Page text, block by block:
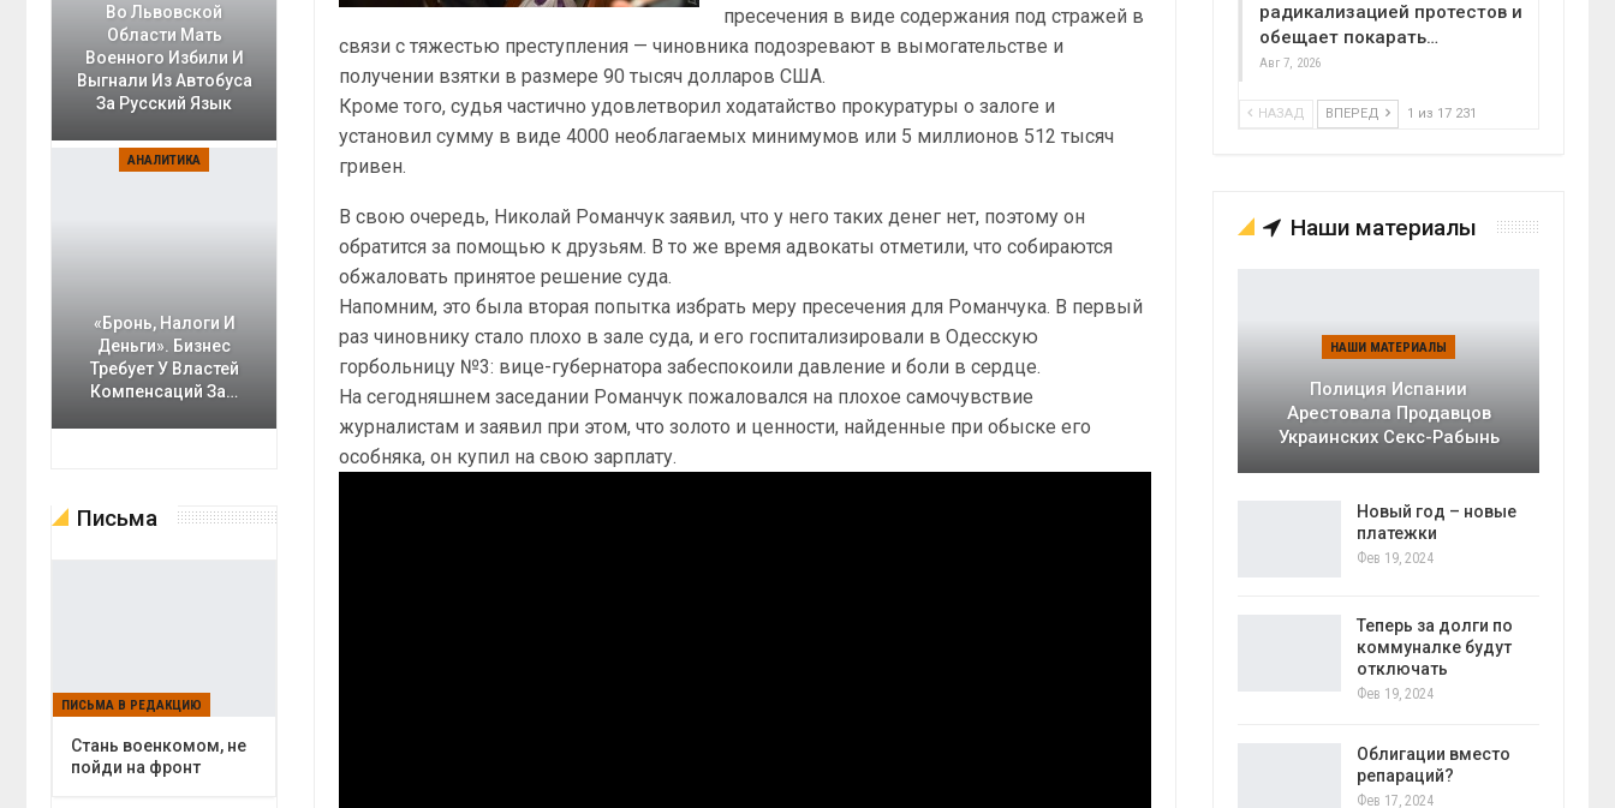
пресечения в виде содержания под стражей в
связи с тяжестью преступления — чиновника подозревают в вымогательстве и
получении взятки в размере 90 тысяч долларов США.
Кроме того, судья частично удовлетворил ходатайство прокуратуры о залоге и
установил сумму в виде 4000 необлагаемых минимумов или 5 миллионов 512 тысяч
гривен.
В свою очередь, Николай Романчук заявил, что у него таких денег нет, поэтому он
обратится за помощью к друзьям. В то же время адвокаты отметили, что собираются
обжаловать принятое решение суда.
Напомним, это была вторая попытка избрать меру пресечения для Романчука. В первый
раз чиновнику стало плохо в зале суда, и его госпитализировали в Одесскую
горбольницу №3: вице-губернатора забеспокоили давление и боли в сердце.
На сегодняшнем заседании Романчук пожаловался на плохое самочувствие
журналистам и заявил при этом, что золото и ценности, найденные при обыске его
особняка, он купил на свою зарплату.
радикализацией протестов и
обещает покарать…
Авг 7, 2026
НАЗАД ВПЕРЕД 1 из 17 231
Наши материалы
НАШИ МАТЕРИАЛЫ
Полиция Испании
Арестовала Продавцов
Украинских Секс-Рабынь
Новый год – новые
платежки
Фев 19, 2024
Теперь за долги по
коммуналке будут
отключать
Фев 19, 2024
Облигации вместо
репараций?
Фев 17, 2024
Во Львовской
Области Мать
Военного Избили И
Выгнали Из Автобуса
За Русский Язык
АНАЛИТИКА
«Бронь, Налоги И
Деньги». Бизнес
Требует У Властей
Компенсаций За…
Письма
ПИСЬМА В РЕДАКЦИЮ
Cтань военкомом, не
пойди на фронт